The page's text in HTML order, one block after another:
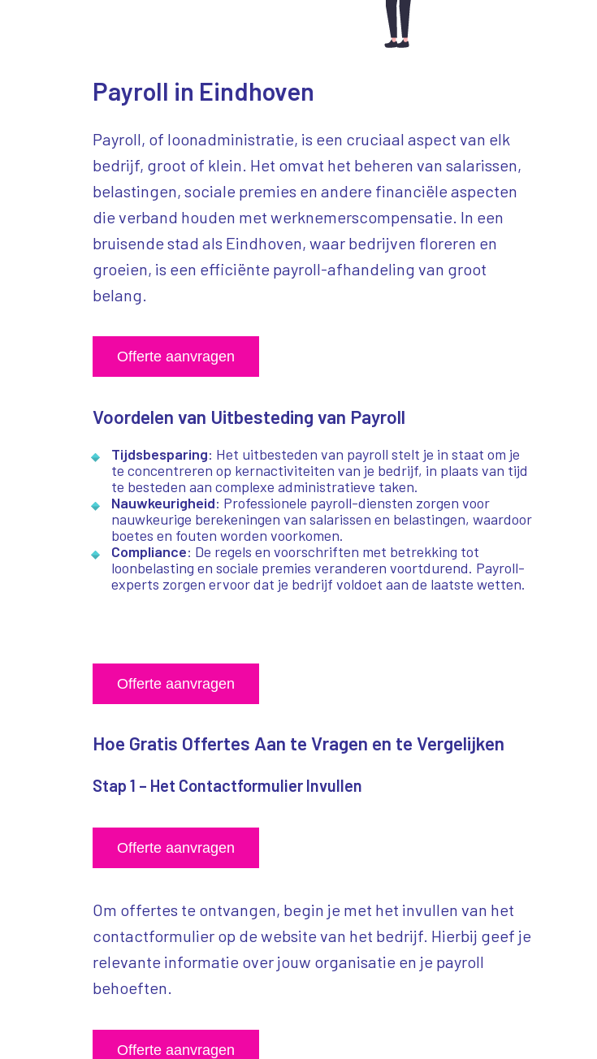
Payroll in Eindhoven
Payroll, of loonadministratie, is een cruciaal aspect van elk
bedrijf, groot of klein. Het omvat het beheren van salarissen,
belastingen, sociale premies en andere financiële aspecten
die verband houden met werknemerscompensatie. In een
bruisende stad als Eindhoven, waar bedrijven floreren en
groeien, is een efficiënte payroll-afhandeling van groot
belang.
Offerte aanvragen
Voordelen van Uitbesteding van Payroll
Tijdsbesparing: Het uitbesteden van payroll stelt je in staat om je
te concentreren op kernactiviteiten van je bedrijf, in plaats van tijd
te besteden aan complexe administratieve taken.
Nauwkeurigheid: Professionele payroll-diensten zorgen voor
nauwkeurige berekeningen van salarissen en belastingen, waardoor
boetes en fouten worden voorkomen.
Compliance: De regels en voorschriften met betrekking tot
loonbelasting en sociale premies veranderen voortdurend. Payroll-
experts zorgen ervoor dat je bedrijf voldoet aan de laatste wetten.
Offerte aanvragen
Hoe Gratis Offertes Aan te Vragen en te Vergelijken
Stap 1 – Het Contactformulier Invullen
Offerte aanvragen
Om offertes te ontvangen, begin je met het invullen van het
contactformulier op de website van het bedrijf. Hierbij geef je
relevante informatie over jouw organisatie en je payroll
behoeften.
Offerte aanvragen